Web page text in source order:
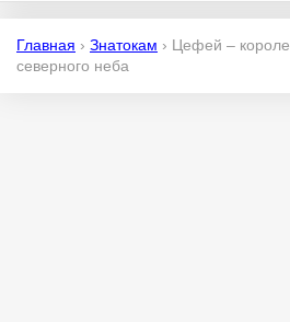
Главная › Знатокам › Цефей –
северного неба